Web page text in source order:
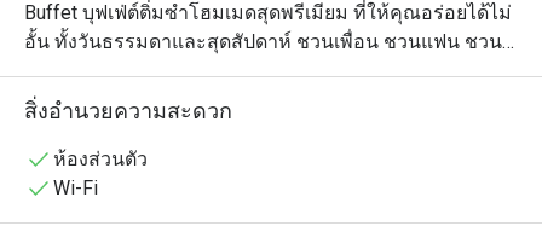
Buffet บุฟเฟ่ต์ติ่มซำโฮมเมดสุดพรีเมียม ที่ให้คุณอร่อยได้ไม่
อั้น ทั้งวันธรรมดาและสุดสัปดาห์ ชวนเพื่อน ชวนแฟน ชวน
ครอบครัวมาอิ่มอร่อยได้ที่นี่
🥢 รวมเมนูยอดฮิตที่ต้องลอง
กุ้ง เนื้อเด้ง เสิร์ฟร้อน ๆ | ปลากระพงนึ่งมะนาว เปรี้ยวเผ็ด
หอมสมุนไพร | ซาลาเปาครีมลาวา ไส้เยิ้มหวานมัน | ปอ
สิ่งอำนวยความสะดวก
ห้องส่วนตัว
Wi-Fi